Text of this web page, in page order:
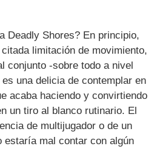
Deadly Shores? En principio,
limitación de movimiento,
conjunto -sobre todo a nivel
una delicia de contemplar en
acaba haciendo y convirtiendo
un tiro al blanco rutinario. El
de multijugador o de un
estaría mal contar con algún